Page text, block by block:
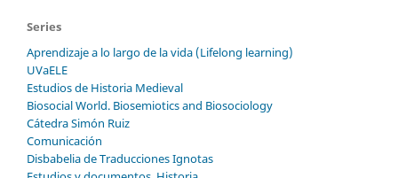
Series
Aprendizaje a lo largo de la vida (Lifelong learning)
UVaELE
Estudios de Historia Medieval
Biosocial World. Biosemiotics and Biosociology
Cátedra Simón Ruiz
Comunicación
Disbabelia de Traducciones Ignotas